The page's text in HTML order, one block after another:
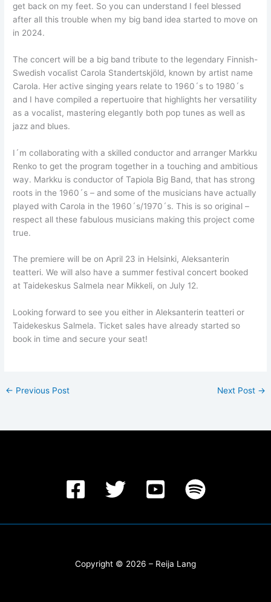
get back on my feet. So you can understand I feel blessed
after all this trouble when my big band idea started to move on
in 2024.
The concert will be a big band tribute to the legendary Finnish-
Swedish vocalist Carola Standertskjöld, known by artist name
Carola. Her active singing years relate to 1960´s to 1980´s
and I have compiled a repertuoire that highlights her versatility
as a vocalist, mastering elegantly both pop tunes as well as
jazz and blues.
I´m collaborating with a skilled conductor and arranger Markku
Renko to get the program together in a touching and ambitious
way. Markku is conductor of Tapiola Big Band, that has strong
roots in the 1960´s – and some of the musicians have actually
played with Carola in the 1960´s/1970´s. This is so original –
respect all these fabulous musicians making this project come
true.
The premiere will be on April 23 in Helsinki, Aleksanterin
teatteri. We will also have a summer festival concert booked
at Taidekeskus Salmela near Mikkeli, on July 12.
Looking forward to see you either in Aleksanterin teatteri or
Taidekeskus Salmela. Ticket sales have already started so
book in time and secure your seat!
← Previous Post Next Post →
Copyright © 2026 – Reija Lang